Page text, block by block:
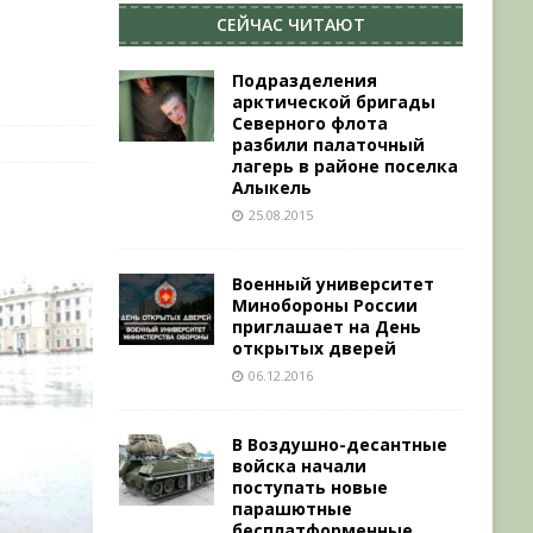
СЕЙЧАС ЧИТАЮТ
Подразделения
арктической бригады
Северного флота
разбили палаточный
лагерь в районе поселка
Алыкель
25.08.2015
Военный университет
Минобороны России
приглашает на День
открытых дверей
06.12.2016
В Воздушно-десантные
войска начали
поступать новые
парашютные